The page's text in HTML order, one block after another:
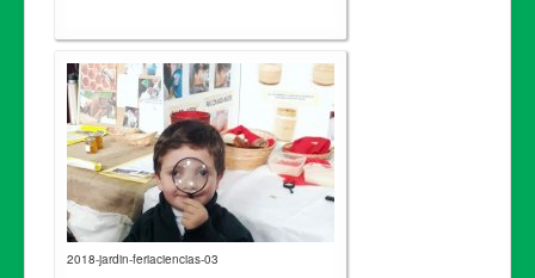
2018-jardin-feriaciencias-03